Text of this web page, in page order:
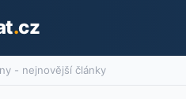
.cz
- nejnovější články